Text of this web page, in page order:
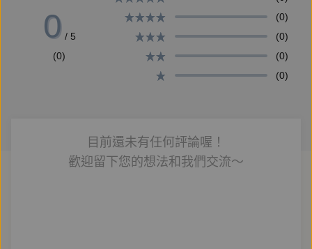
【故事的療癒力】
在這本書裡，我結合毛孩和家長的雙重視角，以及故事
的療癒力，希望能陪伴你在流轉的時間、在不同的生命
課題裡，思考毛孩與自己的關係，一起調整心緒，找到
書中有19個極短篇故事，是19組毛孩和家長的內心獨
白，從我們開始發現毛孩老化，到面對疾病、長照的日
0 / 5
(0)
(0)
(0)
(0)
(0)
目前還未有任何評論喔！
歡迎留下您的想法和我們交流～